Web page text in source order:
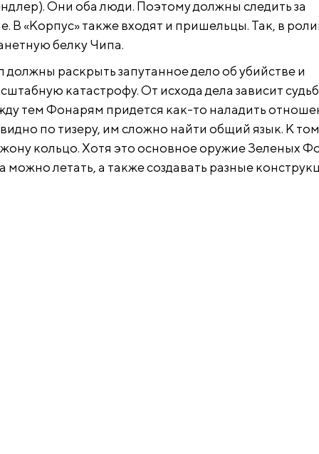
Они оба люди. Поэтому должны следить за
В «Корпус» также входят и пришельцы. Так, в
белку Чипа.
раскрыть запутанное дело об убийстве и
катастрофу. От исхода дела зависит
тем Фонарям придется как-то наладить
видно по тизеру, им сложно найти общий язык. К
кольцо. Хотя это основное оружие Зеленых
летать, а также создавать разные